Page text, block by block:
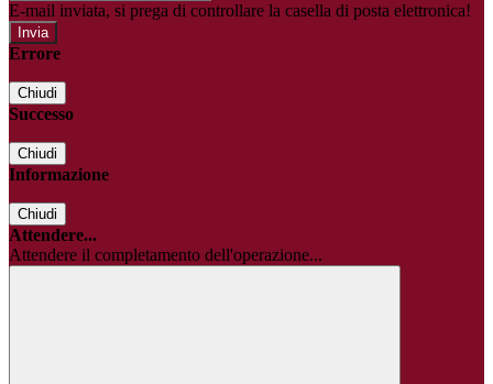
E-mail inviata, si prega di controllare la casella di posta elettronica!
Errore
Chiudi
Successo
Chiudi
Informazione
Chiudi
Attendere...
Attendere il completamento dell'operazione...